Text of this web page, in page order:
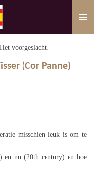
Het voorgeslacht.
(Cor Panne)
misschien leuk is om te
en nu (20th century) en hoe